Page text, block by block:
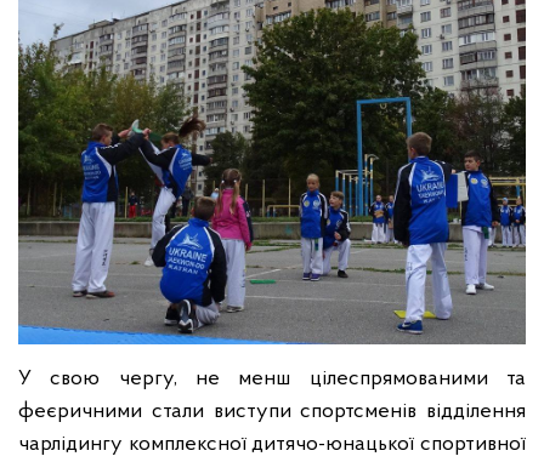
У свою чергу, не менш цілеспрямованими та
феєричними стали виступи спортсменів відділення
чарлідингу комплексної дитячо-юнацької спортивної